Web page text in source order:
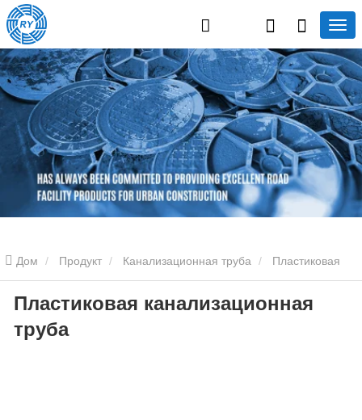
Дом Продукт Канализационная труба Пластиковая
канализационная труба Пластиковая канализационная труба
Пластиковая канализационная
труба